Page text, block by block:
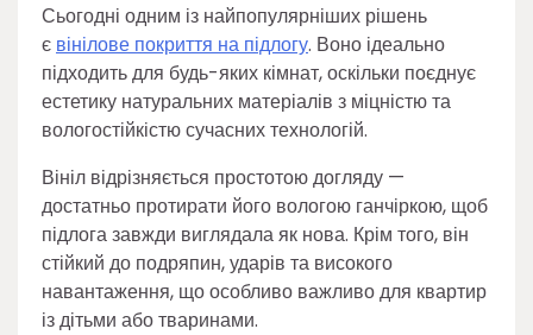
Сьогодні одним із найпопулярніших рішень
є вінілове покриття на підлогу. Воно ідеально
підходить для будь-яких кімнат, оскільки поєднує
естетику натуральних матеріалів з міцністю та
вологостійкістю сучасних технологій.
Вініл відрізняється простотою догляду —
достатньо протирати його вологою ганчіркою, щоб
підлога завжди виглядала як нова. Крім того, він
стійкий до подряпин, ударів та високого
навантаження, що особливо важливо для квартир
із дітьми або тваринами.